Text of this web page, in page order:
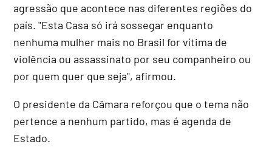
agressão que acontece nas diferentes regiões do
país. "Esta Casa só irá sossegar enquanto
nenhuma mulher mais no Brasil for vítima de
violência ou assassinato por seu companheiro ou
por quem quer que seja", afirmou.
O presidente da Câmara reforçou que o tema não
pertence a nenhum partido, mas é agenda de
Estado.